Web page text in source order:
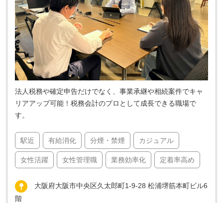
法人税務や確定申告だけでなく、事業承継や相続案件でキャ
リアアップ可能！税務会計のプロとして成長できる職場で
す。
駅近 有給消化 分煙・禁煙 カジュアル
女性活躍 女性管理職 業務効率化 定着率高め
大阪府大阪市中央区久太郎町1-9-28 松浦堺筋本町ビル6
階